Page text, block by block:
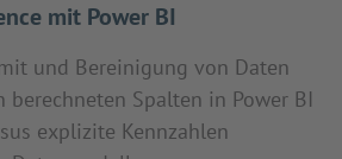
mit Power BI
und Bereinigung von Daten
berechneten Spalten in Power BI
explizite Kennzahlen